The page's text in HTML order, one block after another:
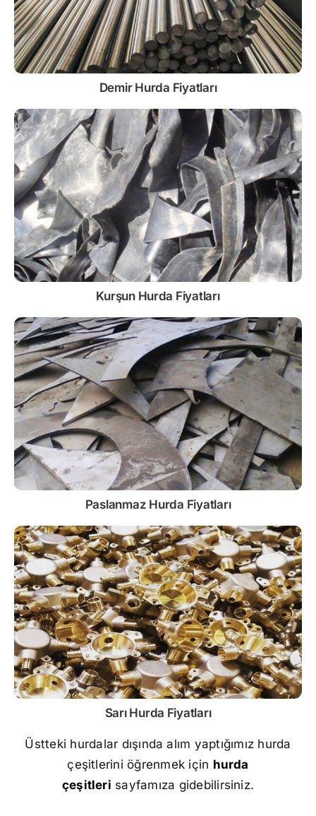
Demir Hurda Fiyatları
Kurşun Hurda Fiyatları
Paslanmaz Hurda Fiyatları
Sarı Hurda Fiyatları
Üstteki hurdalar dışında alım yaptığımız hurda
çeşitlerini öğrenmek için hurda
çeşitleri sayfamıza gidebilirsiniz.